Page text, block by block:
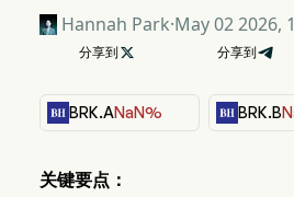
Hannah Park·May 02 2026,
分享到  分享到
BRK.ANaN% BRK.B
关键要点：